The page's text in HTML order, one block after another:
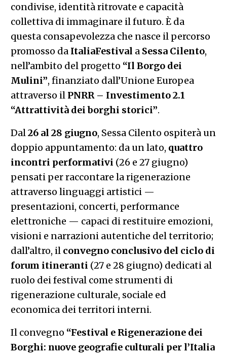
condivise, identità ritrovate e capacità
collettiva di immaginare il futuro. È da
questa consapevolezza che nasce il percorso
promosso da ItaliaFestival a Sessa Cilento,
nell’ambito del progetto “Il Borgo dei
Mulini”, finanziato dall’Unione Europea
attraverso il PNRR – Investimento 2.1
“Attrattività dei borghi storici”.
Dal26 al 28 giugno, Sessa Cilento ospiterà un
doppio appuntamento: da un lato, quattro
incontri performativi (26 e 27 giugno)
pensati per raccontare la rigenerazione
attraverso linguaggi artistici —
presentazioni, concerti, performance
elettroniche — capaci di restituire emozioni,
visioni e narrazioni autentiche del territorio;
dall’altro, il convegno conclusivo del ciclo di
forum itineranti (27 e 28 giugno) dedicati al
ruolo dei festival come strumenti di
rigenerazione culturale, sociale ed
economica dei territori interni.
Il convegno “Festival e Rigenerazione dei
Borghi: nuove geografie culturali per l’Italia